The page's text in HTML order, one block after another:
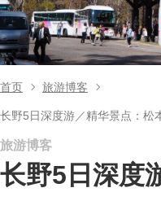
首页 旅游博客
长野5日深度游／精华景点：松
旅游博客
长野5日深度